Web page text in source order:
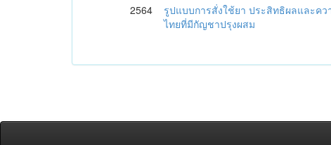
2564
รูปแบบการสั่งใช้ยา ประสิทธิผลและค
ไทยที่มีกัญชาปรุงผสม